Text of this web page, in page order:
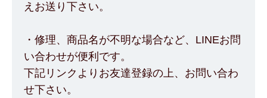
えお送り下さい。
・修理、商品名が不明な場合など、LINEお問
い合わせが便利です。
下記リンクよりお友達登録の上、お問い合わ
せ下さい。